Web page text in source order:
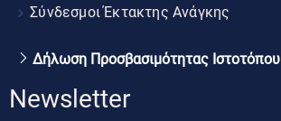
Σύνδεσμοι Έκτακτης Ανάγκης
Δήλωση Προσβασιμότητας Ιστοτόπου
Newsletter